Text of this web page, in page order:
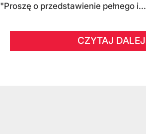
"Proszę o przedstawienie pełnego i...
CZYTAJ DALEJ